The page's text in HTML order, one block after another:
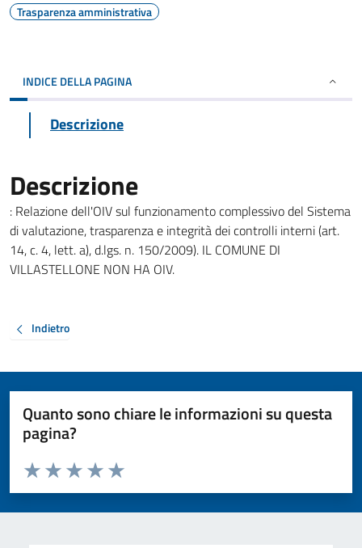
Trasparenza amministrativa
INDICE DELLA PAGINA
Descrizione
Descrizione
: Relazione dell'OIV sul funzionamento complessivo del Sistema
di valutazione, trasparenza e integrità dei controlli interni (art.
14, c. 4, lett. a), d.lgs. n. 150/2009). IL COMUNE DI
VILLASTELLONE NON HA OIV.
Indietro
Quanto sono chiare le informazioni su questa
pagina?
Valuta da 1 a 5 stelle la pagina
Valuta 5 stelle su 5
Valuta 4 stelle su 5
Valuta 3 stelle su 5
Valuta 2 stelle su 5
Valuta 1 stelle su 5